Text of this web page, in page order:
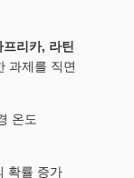
리카, 라틴
과제를 직면
온도
확률 증가